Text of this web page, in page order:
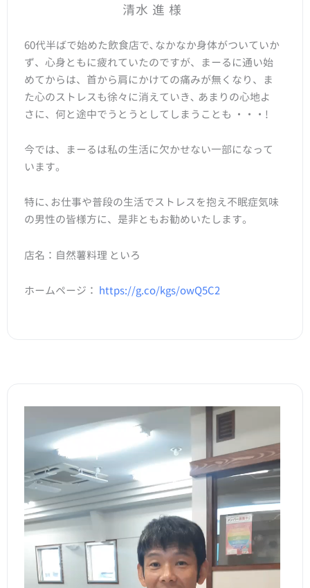
清水 進 様
60代半ばで始めた飲食店で､なかなか身体がついていか
ず、心身ともに疲れていたのですが、まーるに通い始
めてからは、首から肩にかけての痛みが無くなり、ま
た心のストレスも徐々に消えていき､ あまりの心地よ
さに、何と途中でうとうとしてしまうことも ・・・!
今では、まーるは私の生活に欠かせない一部になって
います。
特に､お仕事や普段の生活でストレスを抱え不眠症気味
の男性の皆様方に、是非ともお勧めいたします。
店名：自然薯料理 といろ
ホームページ： https://g.co/kgs/owQ5C2